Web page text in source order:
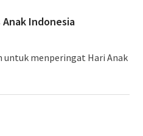
Anak Indonesia
untuk menperingat Hari Anak